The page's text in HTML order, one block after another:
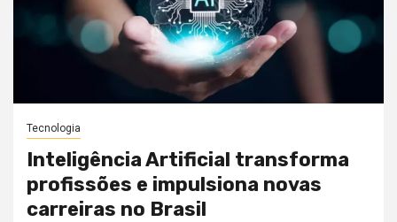
Tecnologia
Inteligência Artificial transforma
profissões e impulsiona novas
carreiras no Brasil